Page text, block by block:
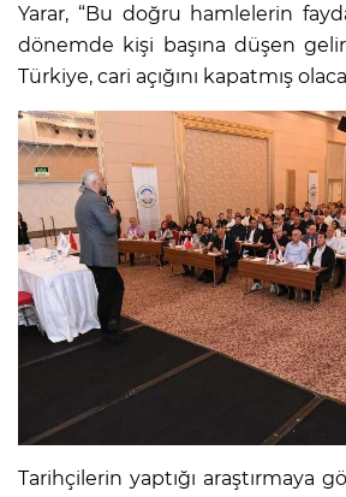
Yarar, “Bu doğru hamlelerin
dönemde kişi başına düşen
Türkiye, cari açığını kapatmış
Tarihçilerin yaptığı araştırmaya